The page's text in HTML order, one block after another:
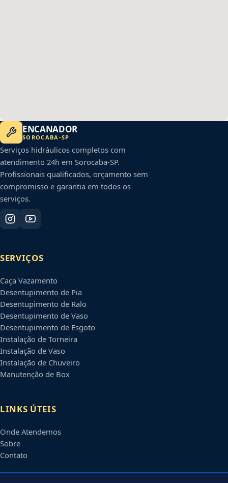
ENCANADOR
SOROCABA -SP
Serviços hidráulicos completos com
atendimento 24h em Sorocaba-SP.
Profissionais qualificados, orçamento sem
compromisso e garantia em todos os
serviços.
SERVIÇOS
Caça Vazamento
Desentupimento de Pia
Desentupimento de Ralo
Desentupimento de Vaso
Desentupimento de Esgoto
Instalação de Torneira
Instalação de Vaso
Instalação de Chuveiro
Manutenção de Box
LINKS ÚTEIS
Onde Atendemos
Sobre
Contato